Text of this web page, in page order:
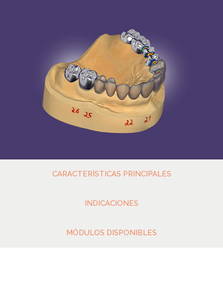
CARACTERÍSTICAS PRINCIPALES
INDICACIONES
MÓDULOS DISPONIBLES